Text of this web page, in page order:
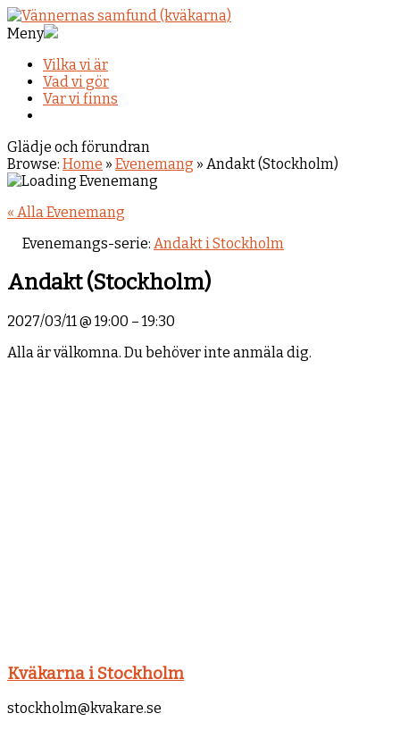
Meny
Vilka vi är
Vad vi gör
Var vi finns
Glädje och förundran
Browse: Home » Evenemang » Andakt (Stockholm)
« Alla Evenemang
Evenemangs-serie: Andakt i Stockholm
Andakt (Stockholm)
2027/03/11@ 19:00 – 19:30
Alla är välkomna. Du behöver inte anmäla dig.
Kväkarna i Stockholm
stockholm@kvakare.se